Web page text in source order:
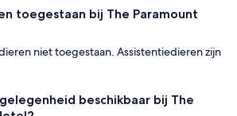
toegestaan bij The Paramount
niet toegestaan. Assistentiedieren zijn
beschikbaar bij The